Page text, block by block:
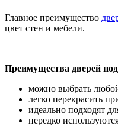
Главное преимущество
цвет стен и мебели.
Преимущества дверей
можно выбрать
легко перекрасить
идеально подходят
нередко